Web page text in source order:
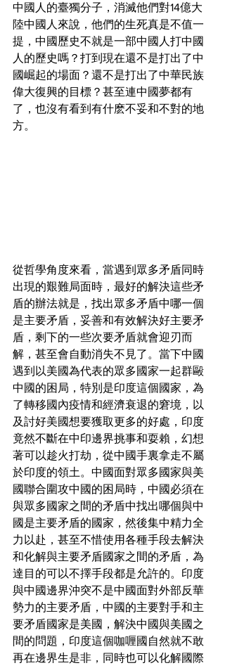
中國人的臺獨分子，消滅他們對14億大
陸中國人來說，他們的生死真是不值一
提，中國歷史不就是一部中國人打中國
人的歷史嗎？打到現在還不是打出了中
國崛起的場面？還不是打出了中華民族
偉大復興的目標？甚至連中國夢都有
了，也沒有看到有什麽不妥和不對的地
方。
從哲學角度來看，當遇到眾多矛盾同時
出現的艱難局面時，最好的解決這些矛
盾的辦法就是，找出眾多矛盾中哪一個
是主要矛盾，妥善和有效解決好主要矛
盾，剩下的一些次要矛盾就會迎刃而
解，甚至會自動消失不見了。當下中國
遇到以美國為代表的眾多國家一起群毆
中國的困局，特別是印度這個國家，為
了轉移國內疫情和經濟衰退的窘境，以
及討好美國想要獲取更多的好處，印度
竟然不斷在中印邊界挑事和耍賴，幻想
著可以趁火打劫，從中國手裏拿走不屬
於印度的領土。中國面對眾多國家與美
國聯合圍攻中國的困局時，中國必須在
與眾多國家之間的矛盾中找出哪個與中
國是主要矛盾的國家，然後集中精力全
力以赴，甚至不惜使用各種手段去解決
和化解與主要矛盾國家之間的矛盾，為
達目的可以不擇手段都是允許的。印度
與中國邊界沖突不是中國面對外部反華
勢力的主要矛盾，中國的主要對手和主
要矛盾國家是美國，解決中國與美國之
間的問題，印度這個咖喱國自然就不敢
再在邊界生是非，同時也可以化解國際